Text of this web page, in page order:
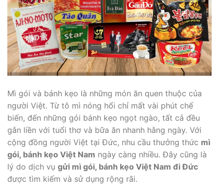
Mì gói và bánh kẹo là những món ăn quen thuộc của
người Việt. Từ tô mì nóng hổi chỉ mất vài phút chế
biến, đến những gói bánh kẹo ngọt ngào, tất cả đều
gắn liền với tuổi thơ và bữa ăn nhanh hằng ngày. Với
cộng đồng người Việt tại Đức, nhu cầu thưởng thức mì
gói, bánh kẹo Việt Nam ngày càng nhiều. Đây cũng là
lý do dịch vụ gửi mì gói, bánh kẹo Việt Nam đi Đức
được tìm kiếm và sử dụng rộng rãi.